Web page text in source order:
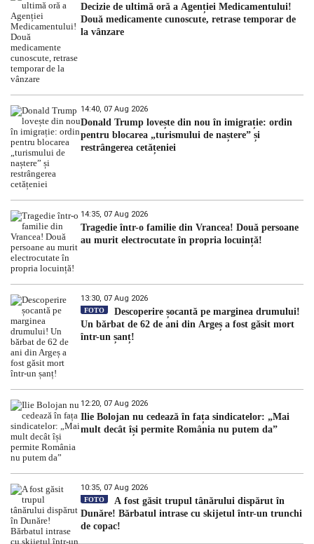
Decizie de ultimă oră a Agenției Medicamentului!
Două medicamente cunoscute, retrase temporar de
la vânzare
14:40, 07 Aug 2026
Donald Trump lovește din nou în imigrație: ordin
pentru blocarea „turismului de naștere” și
restrângerea cetățeniei
14:35, 07 Aug 2026
Tragedie într-o familie din Vrancea! Două persoane
au murit electrocutate în propria locuință!
13:30, 07 Aug 2026
FOTO
Descoperire șocantă pe marginea drumului!
Un bărbat de 62 de ani din Argeș a fost găsit mort
într-un șanț!
12:20, 07 Aug 2026
Ilie Bolojan nu cedează în fața sindicatelor: „Mai
mult decât își permite România nu putem da”
10:35, 07 Aug 2026
FOTO
A fost găsit trupul tânărului dispărut în
Dunăre! Bărbatul intrase cu skijetul într-un trunchi
de copac!